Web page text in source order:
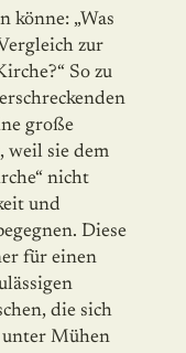
könne: „Was
zur
So zu
große
weil sie dem
nicht
und
Diese
für einen
die sich
Mühen